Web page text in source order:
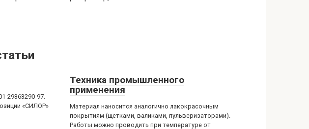
29363290-97.
«СИЛОР»
Техника промышленного
применения
Материал наносится аналогично лакокрасочным
покрытиям (щетками, валиками, пульверизаторами).
Работы можно проводить при температуре от